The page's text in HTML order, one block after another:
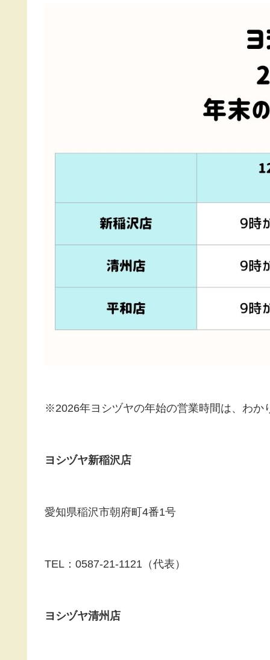
※2026年ヨシヅヤの年始の営業時間は、わか
ヨシヅヤ新稲沢店
愛知県稲沢市朝府町4番1号
TEL：0587-21-1121（代表）
ヨシヅヤ清州店